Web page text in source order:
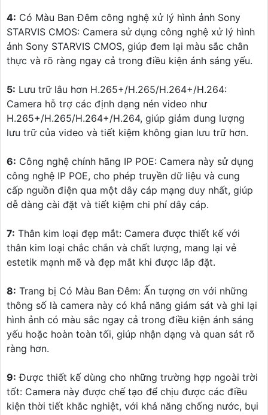
4: Có Màu Ban Đêm công nghệ xử lý hình ảnh Sony
STARVIS CMOS: Camera sử dụng công nghệ xử lý hình
ảnh Sony STARVIS CMOS, giúp đem lại màu sắc chân
thực và rõ ràng ngay cả trong điều kiện ánh sáng yếu.
5: Lưu trữ lâu hơn H.265+/H.265/H.264+/H.264:
Camera hỗ trợ các định dạng nén video như
H.265+/H.265/H.264+/H.264, giúp giảm dung lượng
lưu trữ của video và tiết kiệm không gian lưu trữ hơn.
6: Công nghệ chính hãng IP POE: Camera này sử dụng
công nghệ IP POE, cho phép truyền dữ liệu và cung
cấp nguồn điện qua một dây cáp mạng duy nhất, giúp
dễ dàng cài đặt và tiết kiệm chi phí dây cáp.
7: Thân kim loại đẹp mắt: Camera được thiết kế với
thân kim loại chắc chắn và chất lượng, mang lại vẻ
estetik mạnh mẽ và đẹp mắt khi được lắp đặt.
8: Trang bị Có Màu Ban Đêm: Ấn tượng ơn với những
thông số là camera này có khả năng giám sát và ghi lại
hình ảnh có màu sắc ngay cả trong điều kiện ánh sáng
yếu hoặc hoàn toàn tối, giúp nhận dạng và quan sát rõ
ràng hơn.
9: Được thiết kế dùng cho những trường hợp ngoài trời
tốt: Camera này được chế tạo để chịu được các điều
kiện thời tiết khắc nghiệt, với khả năng chống nước, bụi